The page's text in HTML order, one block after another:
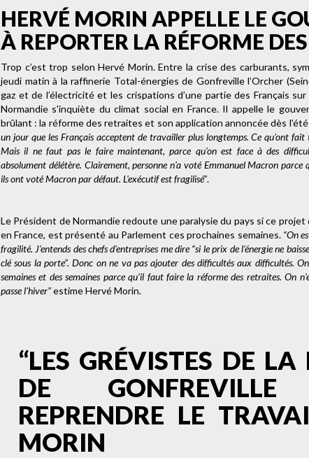
HERVÉ MORIN APPELLE LE
À REPORTER LA RÉFORME
Trop c’est trop selon Hervé Morin. Entre la crise des carburants,
jeudi matin à la raffinerie Total-énergies de Gonfreville l’Orcher
gaz et de l’électricité et les crispations d’une partie des Français
Normandie s'inquiète du climat social en France. Il appelle le
brûlant : la réforme des retraites et son application annoncée dès
un jour que les Français acceptent de travailler plus longtemps. Ce qu'ont fait
Mais il ne faut pas le faire maintenant, parce qu'on est face à des
absolument délétère. Clairement, personne n'a voté Emmanuel Macron
ils ont voté Macron par défaut. L'exécutif est fragilisé”.
Le Président de Normandie redoute une paralysie du pays si ce
en France, est présenté au Parlement ces prochaines semaines. “On
fragilité. J'entends des chefs d'entreprises me dire “si le prix de l'énergie ne
clé sous la porte”. Donc on ne va pas ajouter des difficultés aux difficultés.
semaines et des semaines parce qu'il faut faire la réforme des retraites. On
passe l'hiver”estime Hervé Morin.
“LES GRÉVISTES DE LA
DE GONFREVILLE
REPRENDRE LE
MORIN